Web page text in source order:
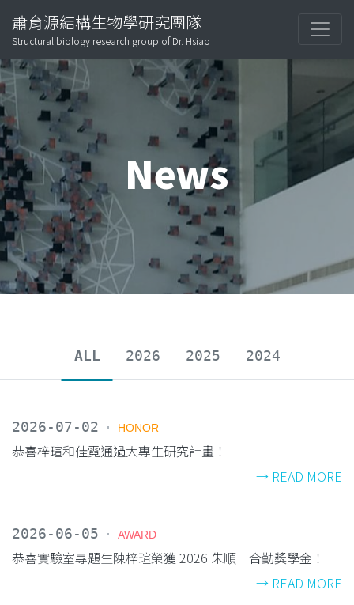
蕭育源結構生物學研究團隊
Structural biology research group of Dr. Hsiao
News
ALL 2026 2025 2024
2026-07-02 HONOR
恭喜梓瑄和佳霓通過大專生研究計畫！
→ READ MORE
2026-06-05 AWARD
恭喜實驗室專題生陳梓瑄榮獲 2026 朱順一合勤獎學金！
→ READ MORE